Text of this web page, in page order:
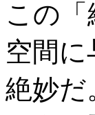
この
空間
絶妙だ